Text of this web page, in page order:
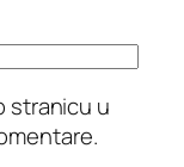
stranicu u